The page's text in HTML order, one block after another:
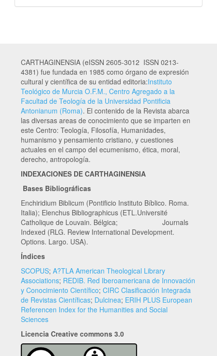
CARTHAGINENSIA (eISSN 2605-3012 ISSN 0213-
4381) fue fundada en 1985 como órgano de expresión
cultural y científica de su entidad editoria:Instituto
Teológico de Murcia O.F.M., Centro Agregado a la
Facultad de Teología de la Universidad Pontificia
Antonianum (Roma). El contenido de la Revista abarca
las diversas areas de conocimiento que se imparten en
este Centro: Teología, Filosofía, Humanidades,
humanismo y pensamiento cristiano, y cuestiones
actuales en el campo del ecumenismo, ética, moral,
derecho, antropología.
INDEXACIONES DE CARTHAGINENSIA
Bases Bibliográficas
Enchiridium Biblicum (Pontificio Instituto Bíblico. Roma.
Italia); Elenchus Bibliographicus (ETL.Université
Catholique de Louvain. Bélgica; Journals
Indexed (RLG. Review International Development.
Options. Largo. USA).
Índices
SCOPUS; A?TLA American Theological Library
Associations; REDIB. Red Iberoamericana de Innovación
y Conocimiento Científico; CIRC Clasificación Integrada
de Revistas Científicas; Dulcinea; ERIH PLUS European
Referencen Index for the Humanities and Social
Sciences
Licencia Creative commons 3.0